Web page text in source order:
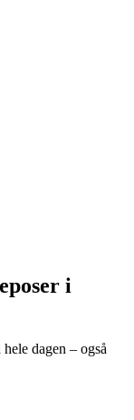
i
dagen – også